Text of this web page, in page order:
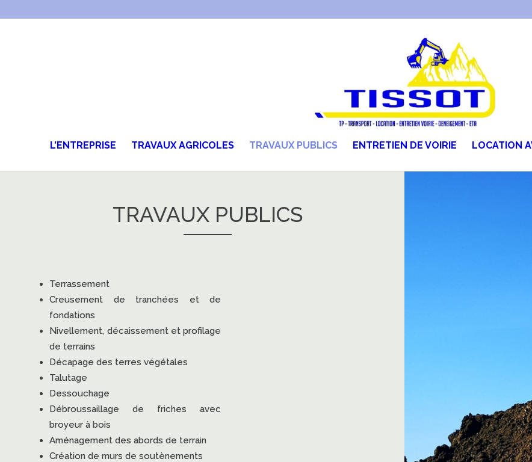
L’ENTREPRISE TRAVAUX AGRICOLES TRAVAUX PUBLICS ENTRETIEN DE VOIRIE LOCATION
TRAVAUX PUBLICS
Terrassement
Creusement de tranchées et de
fondations
Nivellement, décaissement et profilage
de terrains
Décapage des terres végétales
Talutage
Dessouchage
Débroussaillage de friches avec
broyeur à bois
Aménagement des abords de terrain
Création de murs de soutènements